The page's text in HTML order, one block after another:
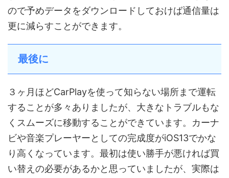
ので予めデータをダウンロードしておけば通信量は
更に減らすことができます。
最後に
３ヶ月ほどCarPlayを使って知らない場所まで運転
することが多々ありましたが、大きなトラブルもな
くスムーズに移動することができています。カーナ
ビや音楽プレーヤーとしての完成度がiOS13でかな
り高くなっています。最初は使い勝手が悪ければ買
い替えの必要があるかと思っていましたが、実際は